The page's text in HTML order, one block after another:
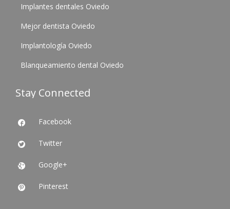
Implantes dentales Oviedo
Mejor dentista Oviedo
Implantología Oviedo
Blanqueamiento dental Oviedo
Stay Connected
 Facebook
 Twitter
 Google+
 Pinterest